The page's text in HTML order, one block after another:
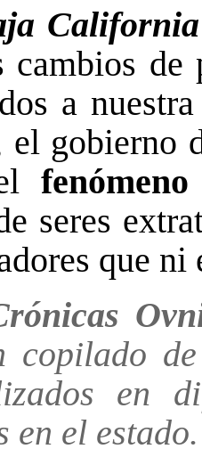
cambios
a
el gobierno
seres
que ni
copilado
en
en el estado.